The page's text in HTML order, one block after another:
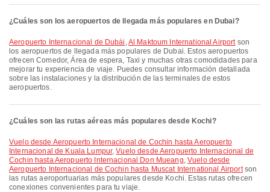
¿Cuáles son los aeropuertos de llegada más populares en Dubai?
Aeropuerto Internacional de Dubái ,Al Maktoum International Airportson
los aeropuertos de llegada más populares de Dubai. Estos aeropuertos
ofrecen Comedor, Área de espera, Taxi y muchas otras comodidades para
mejorar tu experiencia de viaje. Puedes consultar información detallada
sobre las instalaciones y la distribución de las terminales de estos
aeropuertos.
¿Cuáles son las rutas aéreas más populares desde Kochi?
Vuelo desde Aeropuerto Internacional de Cochin hasta Aeropuerto
Internacional de Kuala Lumpur,Vuelo desde Aeropuerto Internacional de
Cochin hasta Aeropuerto Internacional Don Mueang,Vuelo desde
Aeropuerto Internacional de Cochin hasta Muscat International Airportson
las rutas aeroportuarias más populares desde Kochi. Estas rutas ofrecen
conexiones convenientes para tu viaje.